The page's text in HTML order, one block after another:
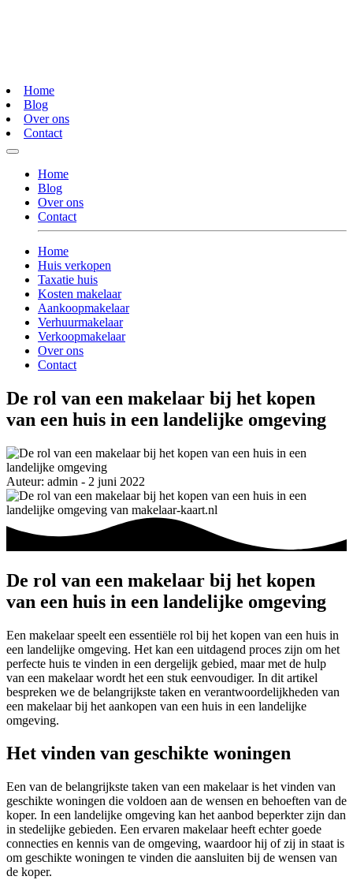
Home
Blog
Over ons
Contact
Home
Blog
Over ons
Contact
Home
Huis verkopen
Taxatie huis
Kosten makelaar
Aankoopmakelaar
Verhuurmakelaar
Verkoopmakelaar
Over ons
Contact
De rol van een makelaar bij het kopen
van een huis in een landelijke omgeving
Auteur: admin - 2 juni 2022
De rol van een makelaar bij het kopen
van een huis in een landelijke omgeving
Een makelaar speelt een essentiële rol bij het kopen van een huis in
een landelijke omgeving. Het kan een uitdagend proces zijn om het
perfecte huis te vinden in een dergelijk gebied, maar met de hulp
van een makelaar wordt het een stuk eenvoudiger. In dit artikel
bespreken we de belangrijkste taken en verantwoordelijkheden van
een makelaar bij het aankopen van een huis in een landelijke
omgeving.
Het vinden van geschikte woningen
Een van de belangrijkste taken van een makelaar is het vinden van
geschikte woningen die voldoen aan de wensen en behoeften van de
koper. In een landelijke omgeving kan het aanbod beperkter zijn dan
in stedelijke gebieden. Een ervaren makelaar heeft echter goede
connecties en kennis van de omgeving, waardoor hij of zij in staat is
om geschikte woningen te vinden die aansluiten bij de wensen van
de koper.